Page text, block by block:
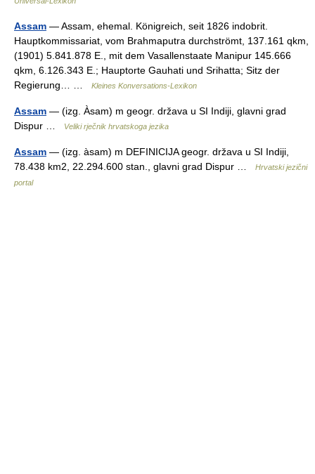
Assam — Assam, ehemal. Königreich, seit 1826 indobrit.
Hauptkommissariat, vom Brahmaputra durchströmt, 137.161 qkm,
(1901) 5.841.878 E., mit dem Vasallenstaate Manipur 145.666
qkm, 6.126.343 E.; Hauptorte Gauhati und Srihatta; Sitz der
Regierung… …
Kleines Konversations-Lexikon
Assam — (izg. Àsam) m geogr. država u SI Indiji, glavni grad
Dispur …
Veliki rječnik hrvatskoga jezika
Assam — (izg. àsam) m DEFINICIJA geogr. država u SI Indiji,
78.438 km2, 22.294.600 stan., glavni grad Dispur …
Hrvatski jezični
portal